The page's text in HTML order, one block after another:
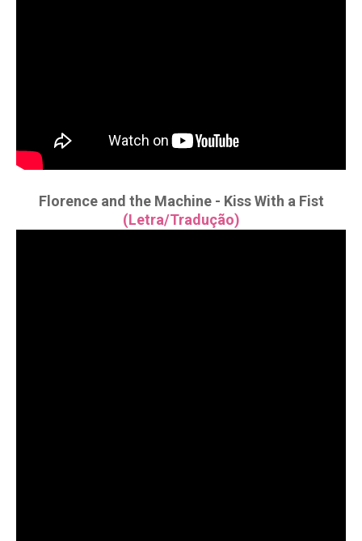
Florence and the Machine - Kiss With a Fist
(Letra/Tradução)